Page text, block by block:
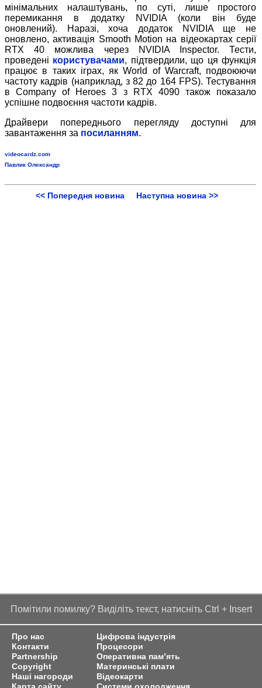
мінімальних налаштувань, по суті, лише простого
перемикання в додатку NVIDIA (коли він буде
оновлений). Наразі, хоча додаток NVIDIA ще не
оновлено, активація Smooth Motion на відеокартах серії
RTX 40 можлива через NVIDIA Inspector. Тести,
проведені користувачами, підтвердили, що ця функція
працює в таких іграх, як World of Warcraft, подвоюючи
частоту кадрів (наприклад, з 82 до 164 FPS). Тестування
в Company of Heroes 3 з RTX 4090 також показало
успішне подвоєння частоти кадрів.
Драйвери попереднього перегляду доступні для
завантаження за посиланням.
videocardz.com
Павлик Олександр
<< Попередня новина Наступна новина >>
Помітили помилку? Виділіть текст, натисніть Ctrl + Insert
Про нас
Контакти
Partnership
Copyright
Наші нагороди
Цифрова індустрія
Процесори
Оперативна пам’ять
Материнські плати
Відеокарти